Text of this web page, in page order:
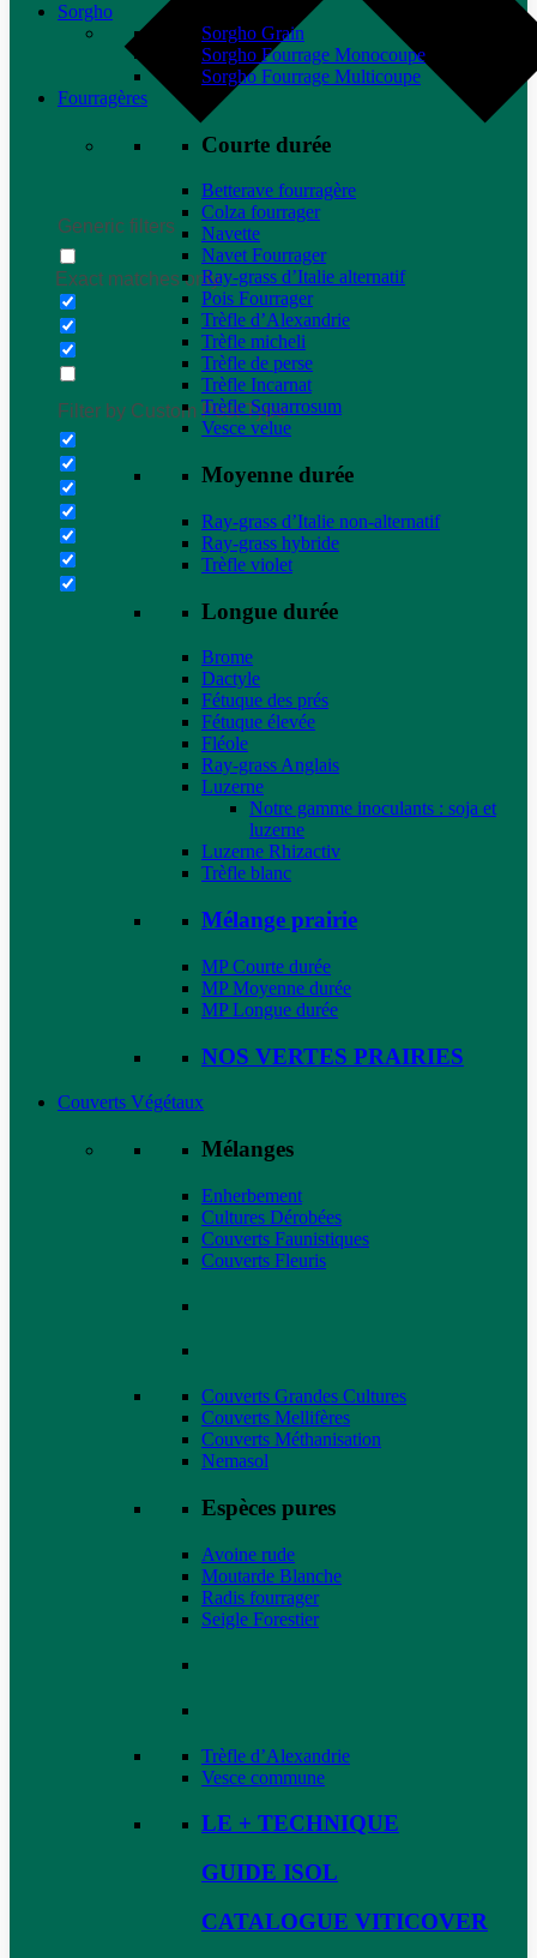
Generic filters
Exact matches only
Filter by Custom Post Type
Sorgho
Sorgho Grain
Sorgho Fourrage Monocoupe
Sorgho Fourrage Multicoupe
Fourragères
Courte durée
Betterave fourragère
Colza fourrager
Navette
Navet Fourrager
Ray-grass d’Italie alternatif
Pois Fourrager
Trèfle d’Alexandrie
Trèfle micheli
Trèfle de perse
Trèfle Incarnat
Trèfle Squarrosum
Vesce velue
Moyenne durée
Ray-grass d’Italie non-alternatif
Ray-grass hybride
Trèfle violet
Longue durée
Brome
Dactyle
Fétuque des prés
Fétuque élevée
Fléole
Ray-grass Anglais
Luzerne
Notre gamme inoculants : soja et
luzerne
Luzerne Rhizactiv
Trèfle blanc
Mélange prairie
MP Courte durée
MP Moyenne durée
MP Longue durée
NOS VERTES PRAIRIES
Couverts Végétaux
Mélanges
Enherbement
Cultures Dérobées
Couverts Faunistiques
Couverts Fleuris
Couverts Grandes Cultures
Couverts Mellifères
Couverts Méthanisation
Nemasol
Espèces pures
Avoine rude
Moutarde Blanche
Radis fourrager
Seigle Forestier
Trèfle d’Alexandrie
Vesce commune
LE + TECHNIQUE
GUIDE ISOL
CATALOGUE VITICOVER